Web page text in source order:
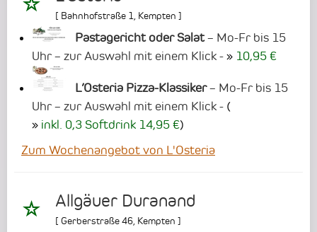
[ Bahnhofstraße 1 Kempten ]
Pastagericht oder Salat– Mo-Fr bis 15
Uhr – zur Auswahl mit einem Klick -
10,95 €
L’Osteria Pizza-Klassiker– Mo-Fr bis 15
Uhr – zur Auswahl mit einem Klick - (
inkl. 0,3 Softdrink 14,95 €)
Zum Wochenangebot von L'Osteria
Allgäuer Duranand
[ Gerberstraße 46, Kempten ]